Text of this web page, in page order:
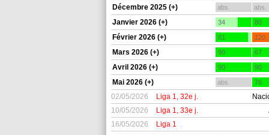
Décembre 2025 (+) abs. abs.
Janvier 2026 (+) 34 80
Février 2026 (+) 81 120
Mars 2026 (+) 90 67
Avril 2026 (+) 90 90
Mai 2026 (+) abs. 76
02/05/2026 Liga 1, 32e j.
10/05/2026
Liga 1, 33e j.
16/05/2026
Liga 1